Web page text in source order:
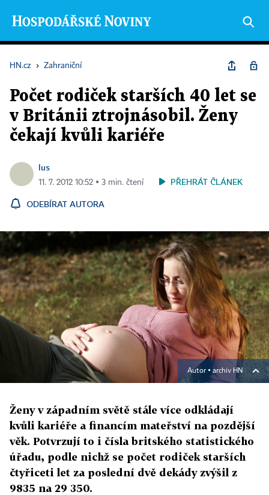
HN.cz › Zahraniční
Počet rodiček starších 40 let se
v Británii ztrojnásobil. Ženy
čekají kvůli kariéře
lus
11. 7. 2012 10:52 ▪ 3 min. čtení PŘEHRÁT ČLÁNEK
ODEBÍRAT AUTORA
Autor ▪ archiv HN
Ženy v západním světě stále více odkládají
kvůli kariéře a financím mateřství na pozdější
věk. Potvrzují to i čísla britského statistického
úřadu, podle nichž se počet rodiček starších
čtyřiceti let za poslední dvě dekády zvýšil z
9835 na 29 350.